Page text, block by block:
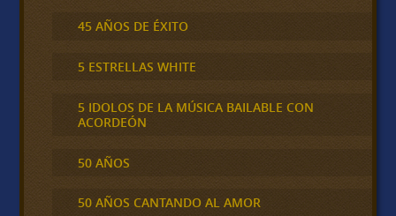
45 AÑOS DE ÉXITO
5 ESTRELLAS WHITE
5 IDOLOS DE LA MÚSICA BAILABLE CON
ACORDEÓN
50 AÑOS
50 AÑOS CANTANDO AL AMOR